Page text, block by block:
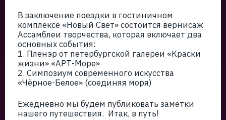
В заключение поездки в гостиничном
комплексе «Новый Свет» состоится вернисаж
Ассамблеи творчества, которая включает два
основных события:
1. Пленэр от петербургской галереи «Краски
жизни» «АРТ-Море»
2. Симпозиум современного искусства
«Чёрное-Белое» (соединяя моря)
Ежедневно мы будем публиковать заметки
нашего путешествия. Итак, в путь!